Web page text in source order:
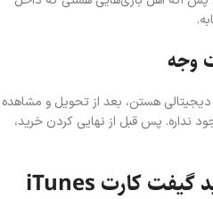
هستن، بعد از تحویل و مشاهده
نداره. پس قبل از نهایی کردن خرید،